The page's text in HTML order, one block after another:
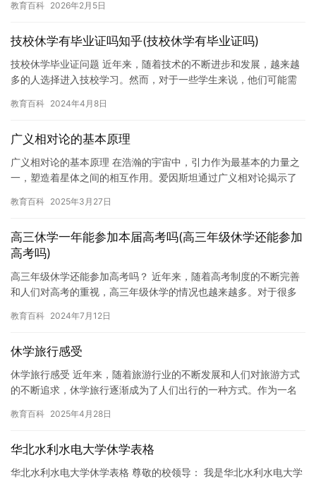
教育百科 2026年2月5日
技校休学有毕业证吗知乎(技校休学有毕业证吗)
技校休学毕业证问题 近年来，随着技术的不断进步和发展，越来越
多的人选择进入技校学习。然而，对于一些学生来说，他们可能需
下，…
教育百科 2024年4月8日
广义相对论的基本原理
广义相对论的基本原理 在浩瀚的宇宙中，引力作为最基本的力量之
一，塑造着星体之间的相互作用。爱因斯坦通过广义相对论揭示了
点…
教育百科 2025年3月27日
高三休学一年能参加本届高考吗(高三年级休学还能参加
高考吗)
高三年级休学还能参加高考吗？ 近年来，随着高考制度的不断完善
和人们对高考的重视，高三年级休学的情况也越来越多。对于很多
到休…
教育百科 2024年7月12日
休学旅行感受
休学旅行感受 近年来，随着旅游行业的不断发展和人们对旅游方式
的不断追求，休学旅行逐渐成为了人们出行的一种方式。作为一名
先…
教育百科 2025年4月28日
华北水利水电大学休学表格
华北水利水电大学休学表格 尊敬的校领导： 我是华北水利水电大学